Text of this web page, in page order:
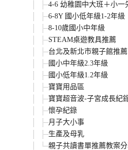
4-6 幼稚園中大班＋小一
6-8Y 國小低年級1-2年級
8-10歲國小中年級
STEAM桌遊教具推薦
台北及新北市親子館推薦
國小中年級2.3年級
國小低年級1.2年級
寶寶用品區
寶寶超音波-子宮成長紀
懷孕紀錄
月子大小事
生產及母乳
親子共讀書單推薦教案